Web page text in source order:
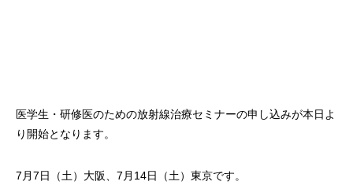
医学生・研修医のための放射線治療セミナーの申し込みが本日よ
り開始となります。
7月7日（土）大阪、7月14日（土）東京です。